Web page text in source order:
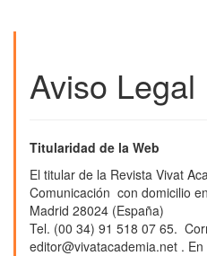
Aviso Legal
Titularidad de la Web
El titular de la Revista Vivat
Comunicación con domicilio
Madrid 28024 (España)
Tel. (00 34) 91 518 07 65.
editor@vivatacademia.net .